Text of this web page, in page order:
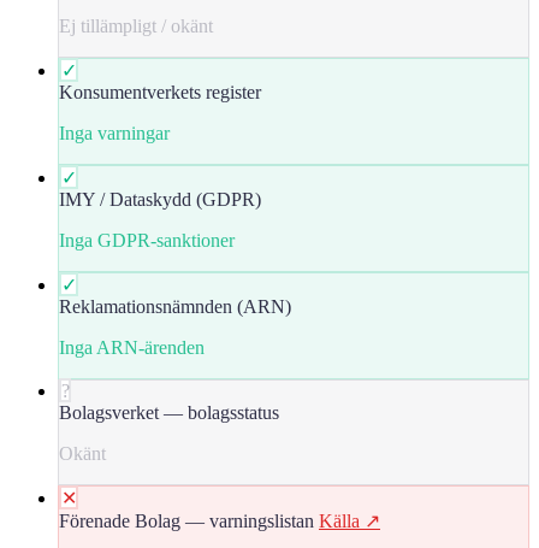
Ej tillämpligt / okänt
✓
Konsumentverkets register
Inga varningar
✓
IMY / Dataskydd (GDPR)
Inga GDPR-sanktioner
✓
Reklamationsnämnden (ARN)
Inga ARN-ärenden
?
Bolagsverket — bolagsstatus
Okänt
✕
Förenade Bolag — varningslistan Källa ↗